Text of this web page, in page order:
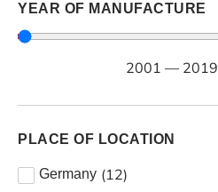
YEAR OF MANUFACTURE
2001 — 2019
PLACE OF LOCATION
Germany (12)